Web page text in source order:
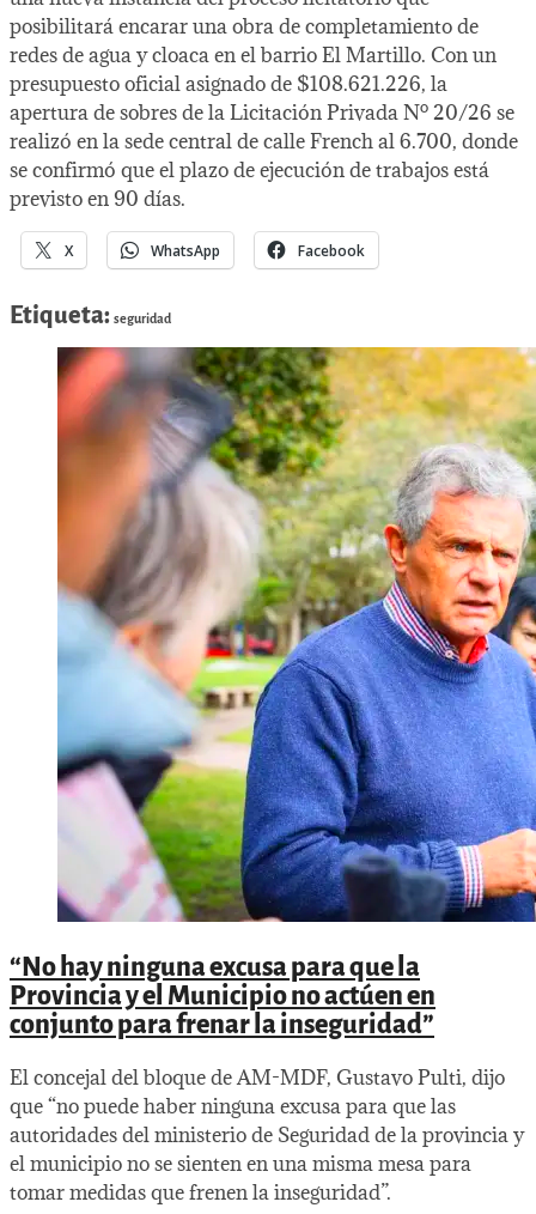
posibilitará encarar una obra de completamiento de
redes de agua y cloaca en el barrio El Martillo. Con un
presupuesto oficial asignado de $108.621.226, la
apertura de sobres de la Licitación Privada Nº 20/26 se
realizó en la sede central de calle French al 6.700, donde
se confirmó que el plazo de ejecución de trabajos está
previsto en 90 días.
X WhatsApp Facebook
Etiqueta: seguridad
“No hay ninguna excusa para que la
Provincia y el Municipio no actúen en
conjunto para frenar la inseguridad”
El concejal del bloque de AM-MDF, Gustavo Pulti, dijo
que “no puede haber ninguna excusa para que las
autoridades del ministerio de Seguridad de la provincia y
el municipio no se sienten en una misma mesa para
tomar medidas que frenen la inseguridad”.